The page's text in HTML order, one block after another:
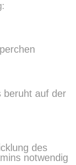
beruht auf der
des
notwendig